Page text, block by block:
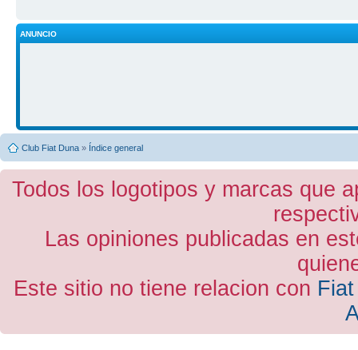
ANUNCIO
Club Fiat Duna » Índice general
Todos los logotipos y marcas que
Las opiniones publicadas en
Este sitio no tiene relacion con